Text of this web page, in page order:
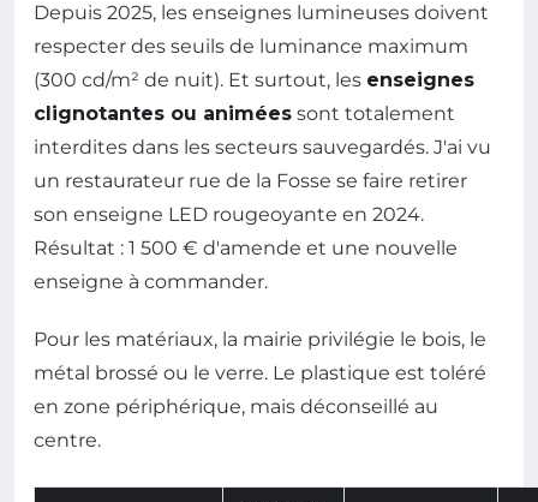
Depuis 2025, les enseignes lumineuses doivent
respecter des seuils de luminance maximum
(300 cd/m² de nuit). Et surtout, les enseignes
clignotantes ou animées sont totalement
interdites dans les secteurs sauvegardés. J'ai vu
un restaurateur rue de la Fosse se faire retirer
son enseigne LED rougeoyante en 2024.
Résultat : 1 500 € d'amende et une nouvelle
enseigne à commander.
Pour les matériaux, la mairie privilégie le bois, le
métal brossé ou le verre. Le plastique est toléré
en zone périphérique, mais déconseillé au
centre.